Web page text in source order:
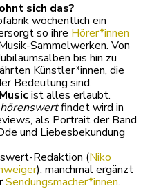
sich das?
wöchentlich ein
so ihre Hörer*innen
Sammelwerken. Von
bis hin zu
Künstler*innen, die
Bedeutung sind.
ist alles erlaubt.
hörenswertfindet wird in
als Portrait der Band
und Liebesbekundung
Redaktion (Niko
), manchmal ergänzt
Sendungsmacher*innen.